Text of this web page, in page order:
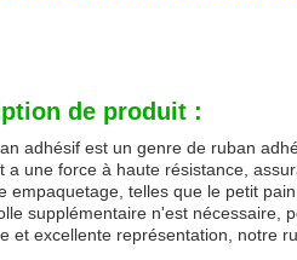
de produit :
adhésif est un genre de ruban
a une force à haute résistance,
empaquetage, telles que le petit
supplémentaire n'est nécessaire,
et excellente représentation, notre